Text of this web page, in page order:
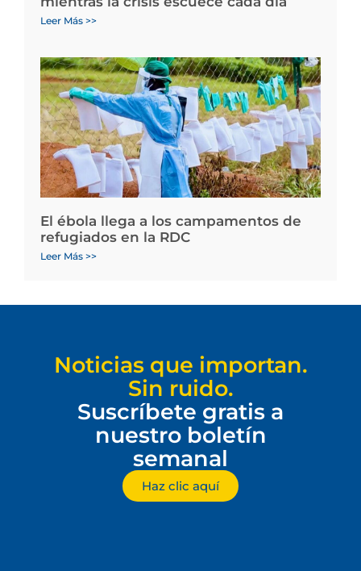
Leer Más >>
El ébola llega a los campamentos de
refugiados en la RDC
Leer Más >>
Noticias que importan.
Sin ruido.
Suscríbete gratis a
nuestro boletín
semanal
Haz clic aquí